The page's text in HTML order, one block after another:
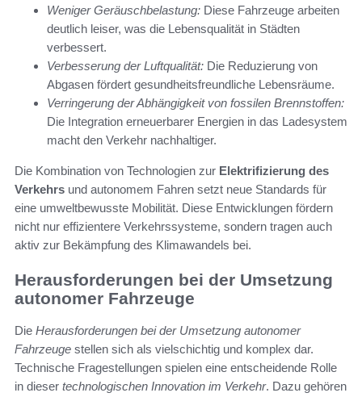
Weniger Geräuschbelastung: Diese Fahrzeuge arbeiten
deutlich leiser, was die Lebensqualität in Städten
verbessert.
Verbesserung der Luftqualität: Die Reduzierung von
Abgasen fördert gesundheitsfreundliche Lebensräume.
Verringerung der Abhängigkeit von fossilen Brennstoffen:
Die Integration erneuerbarer Energien in das Ladesystem
macht den Verkehr nachhaltiger.
Die Kombination von Technologien zur Elektrifizierung des
Verkehrs und autonomem Fahren setzt neue Standards für
eine umweltbewusste Mobilität. Diese Entwicklungen fördern
nicht nur effizientere Verkehrssysteme, sondern tragen auch
aktiv zur Bekämpfung des Klimawandels bei.
Herausforderungen bei der Umsetzung
autonomer Fahrzeuge
Die Herausforderungen bei der Umsetzung autonomer
Fahrzeuge stellen sich als vielschichtig und komplex dar.
Technische Fragestellungen spielen eine entscheidende Rolle
in dieser technologischen Innovation im Verkehr. Dazu gehören